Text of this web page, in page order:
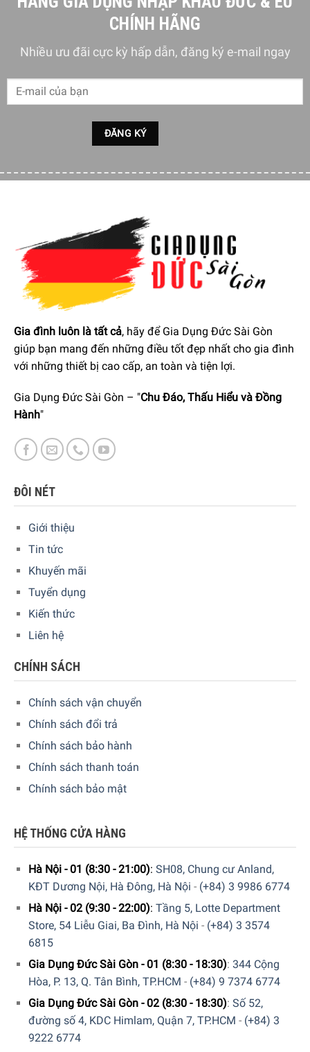
Thiết kế của Bình Lọc Nước Brita Fill & Enjoy 8.2L thân
thiện với người dùng
Bình Lọc Nước Brita Fill & Enjoy 8.2L được thiết kế thân
cho việc rót, pha được nhanh chóng, không bị rò rỉ nước
bất tiện.
bộ phận lọc & nước đã được lọc, vì vậy nước lọc luôn đạt
được chuẩn vệ sinh cao nhất, giữ được các chất thiết yếu
cho cơ thể như nguyên tố vi lượng, khoáng chất, flour….
Bình Lọc Nước Brita Fill & Enjoy 8.2L giúp nước trở nên
tăng độ thơm ngon hơn hẳn.
sử dụng dễ dàng, đếm thời gian từ khi hộp lọc được
thay thế và cho bạn biết khi nào cần thay hộp lọc
Bình Lọc Nước Brita Fill & Enjoy 8.2L với lõi lọc đa tầng
Brita MAXTRA
Với tâm niệm sản xuất là Mang chất lượng nước uống đạt
chuẩn vào từng không gian sống trong gia đình bạn. Điều
đặc biệt của Brita chính là ở LÕI LỌC ĐA TẦNG:
CHÍNH HÃNG
Nhiều ưu đãi cực kỳ hấp dẫn, đăng ký e-mail ngay
Gia đình luôn là tất cả, hãy để Gia Dụng Đức Sài Gòn
giúp bạn mang đến những điều tốt đẹp nhất cho gia đình
với những thiết bị cao cấp, an toàn và tiện lợi.
Gia Dụng Đức Sài Gòn – "Chu Đáo, Thấu Hiểu và Đồng
Hành"
ĐÔI NÉT
Giới thiệu
Tin tức
Khuyến mãi
Tuyển dụng
Kiến thức
Liên hệ
CHÍNH SÁCH
Chính sách vận chuyển
Chính sách đổi trả
Chính sách bảo hành
Chính sách thanh toán
Chính sách bảo mật
HỆ THỐNG CỬA HÀNG
Hà Nội - 01 (8:30 - 21:00): SH08, Chung cư Anland,
KĐT Dương Nội, Hà Đông, Hà Nội - (+84) 3 9986 6774
Hà Nội - 02 (9:30 - 22:00): Tầng 5, Lotte Department
Store, 54 Liễu Giai, Ba Đình, Hà Nội - (+84) 3 3574
6815
Gia Dụng Đức Sài Gòn - 01 (8:30 - 18:30): 344 Cộng
Hòa, P. 13, Q. Tân Bình, TP.HCM - (+84) 9 7374 6774
Gia Dụng Đức Sài Gòn - 02 (8:30 - 18:30): Số 52,
đường số 4, KDC Himlam, Quận 7, TP.HCM - (+84) 3
9222 6774